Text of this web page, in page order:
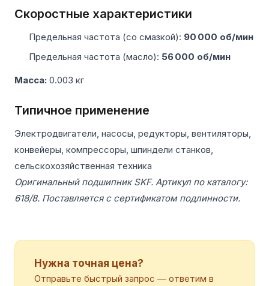
Скоростные характеристики
Предельная частота (со смазкой): 90 000 об/мин
Предельная частота (масло): 56 000 об/мин
Масса: 0.003 кг
Типичное применение
Электродвигатели, насосы, редукторы, вентиляторы,
конвейеры, компрессоры, шпиндели станков,
сельскохозяйственная техника
Оригинальный подшипник SKF. Артикул по каталогу:
618/8. Поставляется с сертификатом подлинности.
Нужна точная цена?
Отправьте быстрый запрос — ответим в